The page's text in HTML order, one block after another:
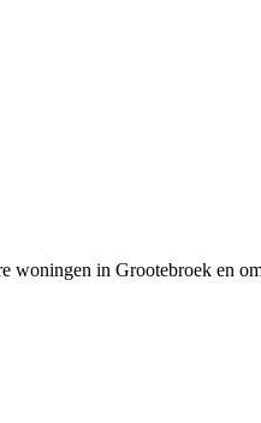
in Grootebroek en